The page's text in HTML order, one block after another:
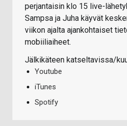
perjantaisin klo 15 live-
Sampsa ja Juha käyvät
viikon ajalta ajankohtaiset
mobiiliaiheet.
Jälkikäteen katseltavissa/
Youtube
iTunes
Spotify